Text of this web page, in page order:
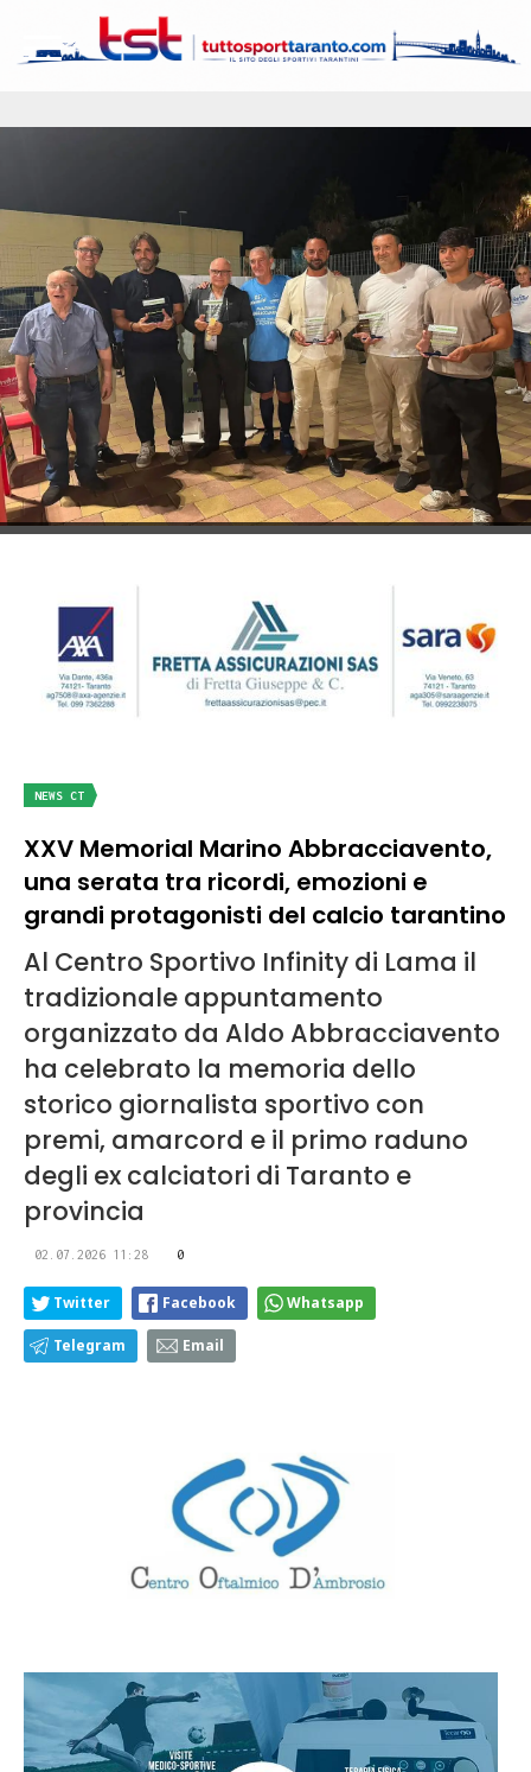
NEWS CT
XXV Memorial Marino Abbracciavento,
una serata tra ricordi, emozioni e
grandi protagonisti del calcio tarantino
Al Centro Sportivo Infinity di Lama il
tradizionale appuntamento
organizzato da Aldo Abbracciavento
ha celebrato la memoria dello
storico giornalista sportivo con
premi, amarcord e il primo raduno
degli ex calciatori di Taranto e
provincia
02.07.2026 11:28 0
Twitter Facebook Whatsapp
Telegram Email